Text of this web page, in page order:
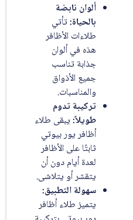
ألوان نابضة
بالحياة:تأتي
طلاءات الأظافر
هذه في ألوان
جذابة تناسب
جميع الأذواق
والمناسبات.
تركيبة تدوم
طويلاً:يبقى طلاء
أظافر يور بيوتي
ثابتًا على الأظافر
لعدة أيام دون أن
يتقشر أو يتلاشى.
سهولة التطبيق:
يتميز طلاء أظافر